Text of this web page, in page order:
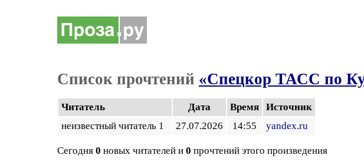
Список прочтений «Спецкор ТАСС по
Читатель Дата Время
Источник
неизвестный читатель 1
27.07.2026 14:55 yandex.ru
Сегодня 0 новых читателей и 0 прочтений этого произведения